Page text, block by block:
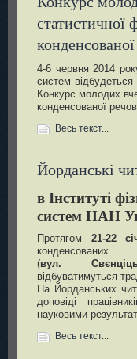
статистичної
4-6 червня 2014
систем
Конкурс молодих
конденсованої
Весь текст...
Йорданські
в Інституті
систем НАН
Протягом 21-22
(вул.
відбуватимуться
На Йорданських
доповіді
науковими
Весь текст...